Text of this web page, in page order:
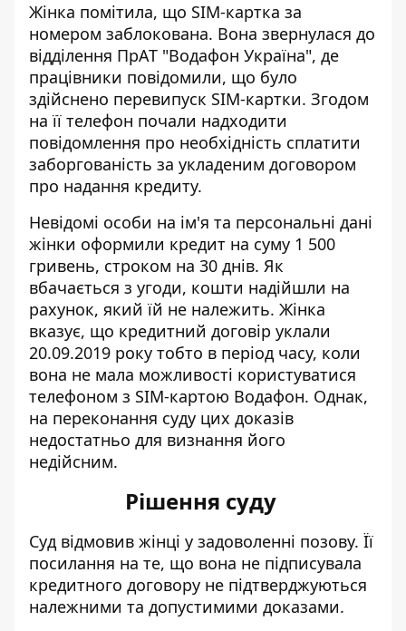
Жінка помітила, що SIM-картка за
номером заблокована. Вона звернулася до
відділення ПрАТ "Водафон Україна", де
працівники повідомили, що було
здійснено перевипуск SIM-картки. Згодом
на її телефон почали надходити
повідомлення про необхідність сплатити
заборгованість за укладеним договором
про надання кредиту.
Невідомі особи на ім'я та персональні дані
жінки оформили кредит на суму 1 500
гривень, строком на 30 днів. Як
вбачається з угоди, кошти надійшли на
рахунок, який їй не належить. Жінка
вказує, що кредитний договір уклали
20.09.2019 року тобто в період часу, коли
вона не мала можливості користуватися
телефоном з SIM-картою Водафон. Однак,
на переконання суду цих доказів
недостатньо для визнання його
недійсним.
Рішення суду
Суд відмовив жінці у задоволенні позову. Її
посилання на те, що вона не підписувала
кредитного договору не підтверджуються
належними та допустимими доказами.